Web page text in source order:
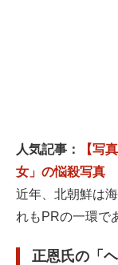
人気記事：
【写
女」の悩殺写真
近年、北朝鮮は
れもPRの一環で
正恩氏の「